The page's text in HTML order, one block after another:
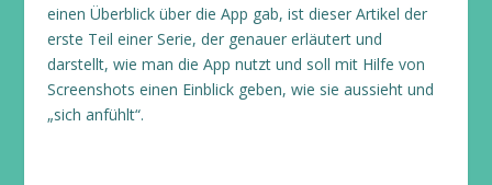
einen Überblick über die App gab, ist dieser Artikel der
erste Teil einer Serie, der genauer erläutert und
darstellt, wie man die App nutzt und soll mit Hilfe von
Screenshots einen Einblick geben, wie sie aussieht und
„sich anfühlt“.